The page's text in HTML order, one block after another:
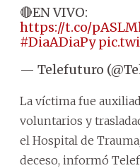
🔴EN VIVO:
https://t.co/
#DiaADiaPy
— Telefuturo
La víctima fue
voluntarios y
el Hospital de
deceso, informó